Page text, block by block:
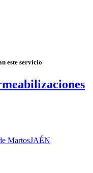
este servicio
MartosJAÉN